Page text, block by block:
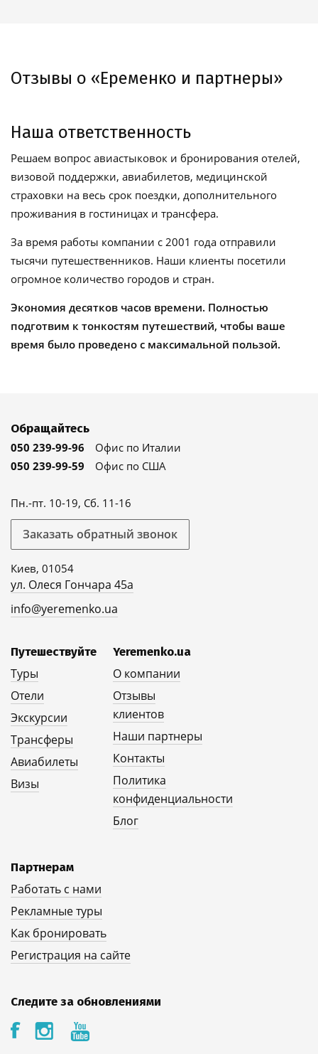
Отзывы о «Еременко и партнеры»
Наша ответственность
Решаем вопрос авиастыковок и бронирования отелей,
визовой поддержки, авиабилетов, медицинской
страховки на весь срок поездки, дополнительного
проживания в гостиницах и трансфера.
За время работы компании с 2001 года отправили
тысячи путешественников. Наши клиенты посетили
огромное количество городов и стран.
Экономия десятков часов времени. Полностью
подготвим к тонкостям путешествий, чтобы ваше
время было проведено с максимальной пользой.
Обращайтесь
050 239-99-96
Офис по Италии
050 239-99-59
Офис по США
Пн.-пт. 10-19, Сб. 11-16
Заказать обратный звонок
Киев, 01054
ул. Олеся Гончара 45а
info@yeremenko.ua
Путешествуйте
Туры
Отели
Экскурсии
Трансферы
Авиабилеты
Визы
Yeremenko.ua
О компании
Отзывы
клиентов
Наши партнеры
Контакты
Политика
конфиденциальности
Блог
Партнерам
Работать с нами
Рекламные туры
Как бронировать
Регистрация на сайте
Следите за обновлениями